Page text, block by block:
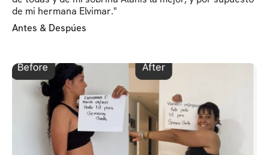
de mi hermana Elvimar."
Antes & Despúes